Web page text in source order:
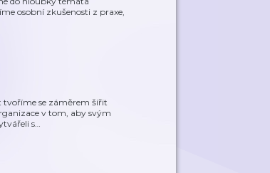
osobní zkušenosti z praxe,
tvoříme se záměrem šířit
v tom, aby svým
s…